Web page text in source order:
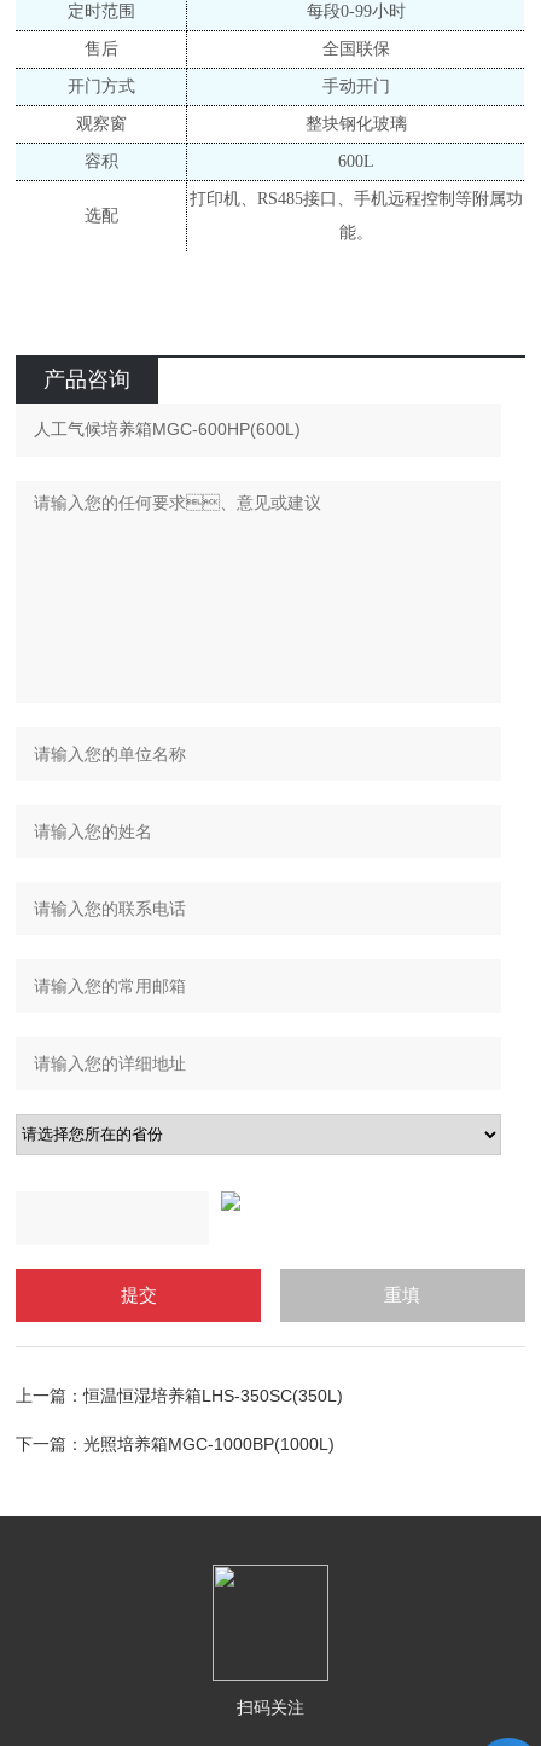
定时范围 每段0-99小时
售后 全国联保
开门方式 手动开门
观察窗 整块钢化玻璃
容积 600L
选配
打印机、 RS485接口、手机远程控制等附属功
能。
产品咨询
上一篇：恒温恒湿培养箱LHS-350SC(350L)
下一篇：光照培养箱MGC-1000BP(1000L)
扫码关注